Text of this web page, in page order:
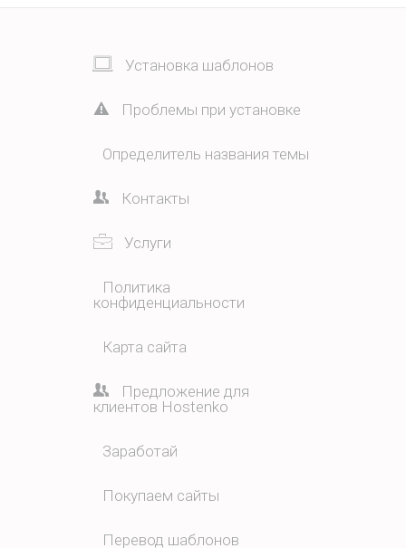
Установка шаблонов
Проблемы при установке
Определитель названия темы
Контакты
Услуги
Политика
конфиденциальности
Карта сайта
Предложение для
клиентов Hostenko
Заработай
Покупаем сайты
Перевод шаблонов